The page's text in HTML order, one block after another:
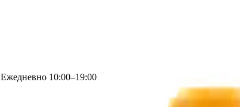
Ежедневно 10:00–19:00